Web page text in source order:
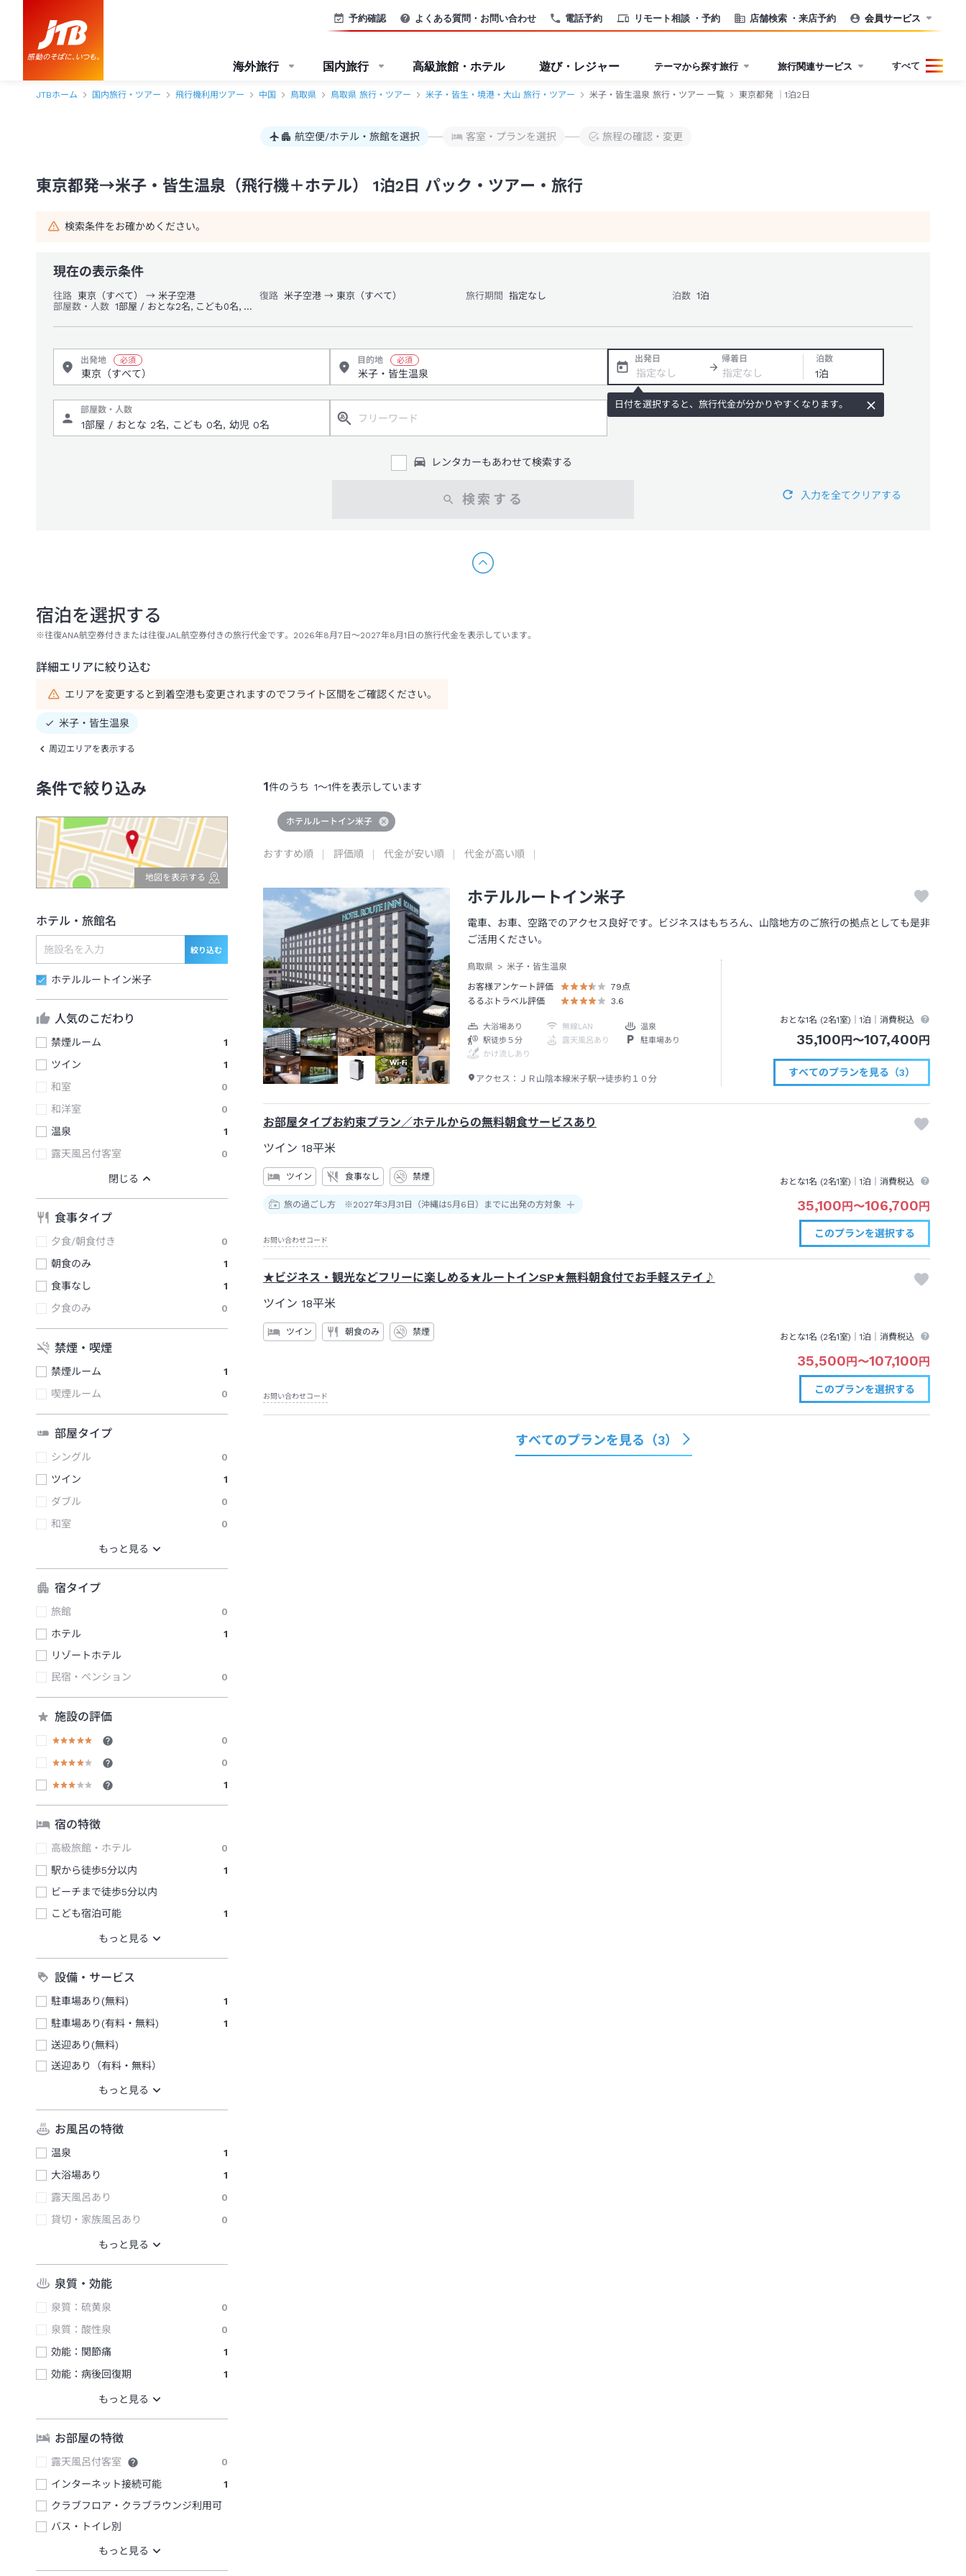
電話予約 リモート相談 ・予約 店舗検索 ・来店予約
予約確認 よくある質問・お問い合わせ 会員サービス
海外旅行 国内旅行 高級旅館・ホテル 遊び・レジャー テーマから探す旅行 旅行関連サービス すべて
JTBホーム 国内旅行・ツアー 飛行機利用ツアー 中国 鳥取県 鳥取県 旅行・ツアー 米子・皆生・境港・大山 旅行・ツアー 米子・皆生温泉 旅行・ツアー 一覧 東京都発 ｜1泊2日
航空便/ホテル・旅館を選択 客室・プランを選択 旅程の確認・変更
東京都発→米子・皆生温泉（飛行機＋ホテル） 1泊2日 パック・ツアー・旅行
検索条件をお確かめください。
現在の表示条件
往路 東京（すべて） → 米子空港 復路 米子空港 → 東京（すべて） 旅行期間 指定なし 泊数 1泊
部屋数・人数
1部屋 / おとな2名, こども0名, 幼児0名
出発地 目的地 出発日 帰着日 泊数
日付を選択すると、旅行代金が分かりやすくなります。
部屋数・人数
レンタカーもあわせて検索する
入力を全てクリアする
検索する
宿泊を選択する
※往復ANA航空券付きまたは往復JAL航空券付きの旅行代金です。2026年8月7日～2027年8月1日の旅行代金を表示しています。
詳細エリアに絞り込む
エリアを変更すると到着空港も変更されますのでフライト区間をご確認ください。
米子・皆生温泉
周辺エリアを表示する
条件で絞り込み
地図を表示する
ホテル・旅館名
絞り込む
ホテルルートイン米子
人気のこだわり
禁煙ルーム
1
ツイン
1
和室
0
和洋室
0
温泉
1
露天風呂付客室
0
食事タイプ
夕食/朝食付き
0
朝食のみ
1
食事なし
1
夕食のみ
0
禁煙・喫煙
禁煙ルーム
1
喫煙ルーム
0
部屋タイプ
シングル
0
ツイン
1
ダブル
0
和室
0
宿タイプ
旅館
0
ホテル
1
リゾートホテル
民宿・ペンション
0
施設の評価
0
0
1
宿の特徴
高級旅館・ホテル
0
駅から徒歩5分以内
1
ビーチまで徒歩5分以内
こども宿泊可能
1
設備・サービス
駐車場あり(無料)
1
駐車場あり(有料・無料)
1
送迎あり(無料)
送迎あり（有料・無料）
お風呂の特徴
温泉
1
大浴場あり
1
露天風呂あり
0
貸切・家族風呂あり
0
泉質・効能
泉質：硫黄泉
0
泉質：酸性泉
0
効能：関節痛
1
効能：病後回復期
1
お部屋の特徴
露天風呂付客室
0
インターネット接続可能
1
クラブフロア・クラブラウンジ利用可
バス・トイレ別
1件のうち 1～1件を表示しています
ホテルルートイン米子
おすすめ順 評価順 代金が安い順 代金が高い順
ホテルルートイン米子
電車、お車、空路でのアクセス良好です。ビジネスはもちろん、山陰地方のご旅行の拠点としても是非
ご活用ください。
鳥取県
米子・皆生温泉
お客様アンケート評価
79点
るるぶトラベル評価
3.6
大浴場あり 無線LAN
温泉
駅徒歩５分
露天風呂あり
駐車場あり
かけ流しあり
アクセス： ＪＲ山陰本線米子駅→徒歩約１０分
おとな1名 (2名1室)｜1泊 ｜消費税込
35,100円〜107,400円
すべてのプランを見る（3）
お部屋タイプお約束プラン／ホテルからの無料朝食サービスあり
ツイン 18平米
ツイン 食事なし 禁煙
旅の過ごし方 ※2027年3月31日（沖縄は5月6日）までに出発の方対象
おとな1名 (2名1室)｜1泊 ｜消費税込
35,100円〜106,700円
お問い合わせコード
このプランを選択する
★ビジネス・観光などフリーに楽しめる★ルートインSP★無料朝食付でお手軽ステイ♪
ツイン 18平米
ツイン 朝食のみ 禁煙 おとな1名 (2名1室)｜1泊 ｜消費税込
35,500 円 〜107,100 円
お問い合わせコード
このプランを選択する
すべてのプランを見る（3）